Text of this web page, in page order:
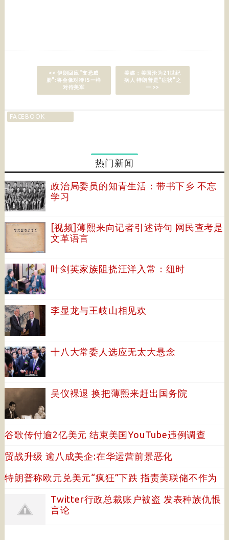
<< 伊朗回应“支恐威
胁”:将会像对待IS一样
对待美军
美媒：美国沦为21世纪
病人 特朗普是“症状”之
一 >>
FACEBOOK
热门新闻
政治局委员的知青生活：带书下乡 不忘
学习
[视频]薄熙来向记者引述诗句 网民查考是
文革语言
叶剑英家族阻挠汪洋入常：纽时
李显龙与王岐山相见欢
十八大常委人选应无太大悬念
吴仪裸退 换把薄熙来赶出国务院
谷歌传付逾2亿美元 结束美国YouTube违例调查
贸战升级 逾八成美企:在华运营前景恶化
特朗普称欧元兑美元“疯狂”下跌 指责美联储不作为
Twitter行政总裁账户被盗 发表种族仇恨
言论